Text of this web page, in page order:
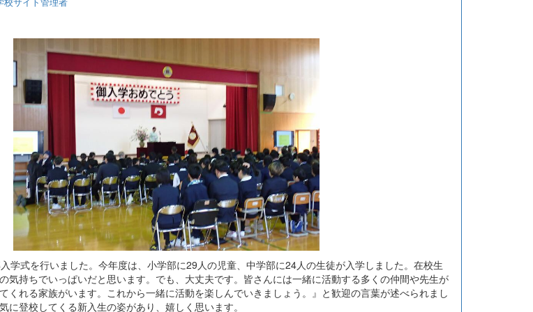
学式を行いました。今年度は、小学部に29人の児童、中学部に24人の生徒が入学しました。在校生
気持ちでいっぱいだと思います。でも、大丈夫です。皆さんには一緒に活動する多くの仲間や先生が
くれる家族がいます。これから一緒に活動を楽しんでいきましょう。』と歓迎の言葉が述べられまし
に登校してくる新入生の姿があり、嬉しく思います。